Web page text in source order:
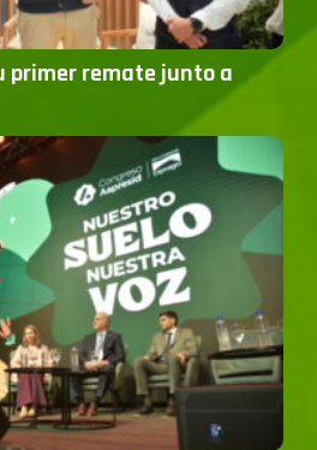
primer remate junto a